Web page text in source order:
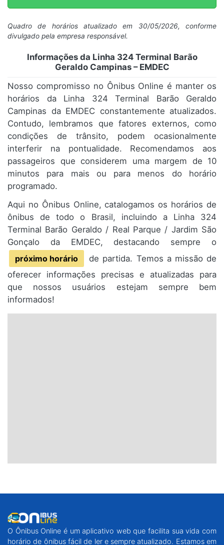
Quadro de horários atualizado em 30/05/2026, conforme
divulgado pela empresa responsável.
Informações da Linha 324 Terminal Barão
Geraldo Campinas – EMDEC
Nosso compromisso no Ônibus Online é manter os
horários da Linha 324 Terminal Barão Geraldo
Campinas da EMDEC constantemente atualizados.
Contudo, lembramos que fatores externos, como
condições de trânsito, podem ocasionalmente
interferir na pontualidade. Recomendamos aos
passageiros que considerem uma margem de 10
minutos para mais ou para menos do horário
programado.
Aqui no Ônibus Online, catalogamos os horários de
ônibus de todo o Brasil, incluindo a Linha 324
Terminal Barão Geraldo / Real Parque / Jardim São
Gonçalo da EMDEC, destacando sempre o
próximo horário
de partida. Temos a missão de
oferecer informações precisas e atualizadas para
que nossos usuários estejam sempre bem
informados!
O Ônibus Online é um aplicativo web que facilita sua vida com
horário de ônibus fácil de ler e sempre atualizado. Estamos em